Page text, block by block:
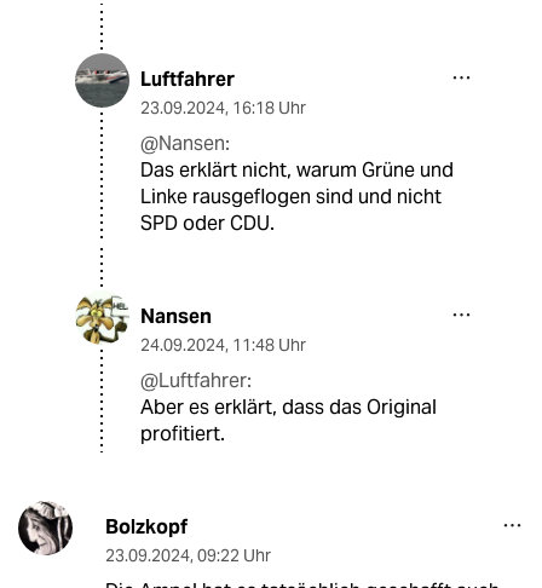
Luftfahrer
23.09.2024, 16:18 Uhr
@Nansen:
Das erklärt nicht, warum Grüne und
Linke rausgeflogen sind und nicht
SPD oder CDU.
Nansen
24.09.2024, 11:48 Uhr
@Luftfahrer:
Aber es erklärt, dass das Original
profitiert.
Bolzkopf
23.09.2024, 09:22 Uhr